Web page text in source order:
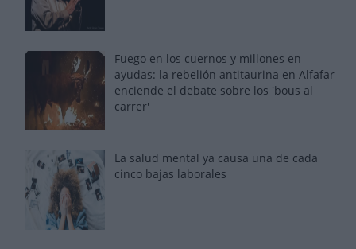
Fuego en los cuernos y millones en
ayudas: la rebelión antitaurina en Alfafar
enciende el debate sobre los 'bous al
carrer'
La salud mental ya causa una de cada
cinco bajas laborales